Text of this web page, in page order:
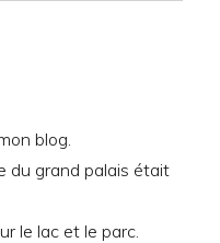
blog.
du grand palais était
le lac et le parc.